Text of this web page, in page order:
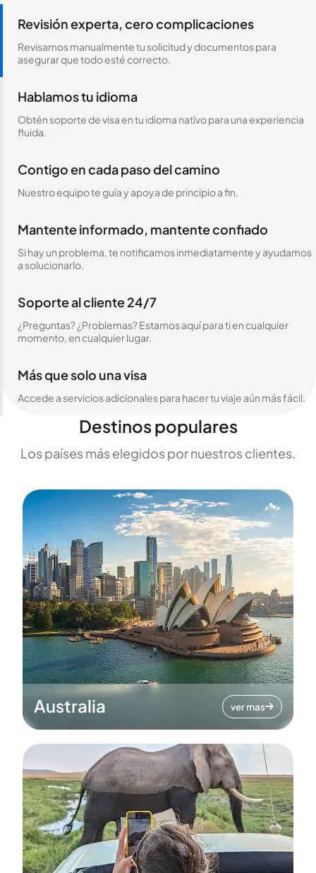
Revisión experta, cero complicaciones
Revisamos manualmente tu solicitud y documentos para
asegurar que todo esté correcto.
Hablamos tu idioma
Obtén soporte de visa en tu idioma nativo para una experiencia
fluida.
Contigo en cada paso del camino
Nuestro equipo te guía y apoya de principio a fin.
Mantente informado, mantente confiado
Si hay un problema, te notificamos inmediatamente y ayudamos
a solucionarlo.
Soporte al cliente 24/7
¿Preguntas? ¿Problemas? Estamos aquí para ti en cualquier
momento, en cualquier lugar.
Más que solo una visa
Accede a servicios adicionales para hacer tu viaje aún más fácil.
Destinos populares
Los países más elegidos por nuestros clientes.
Australia ver mas